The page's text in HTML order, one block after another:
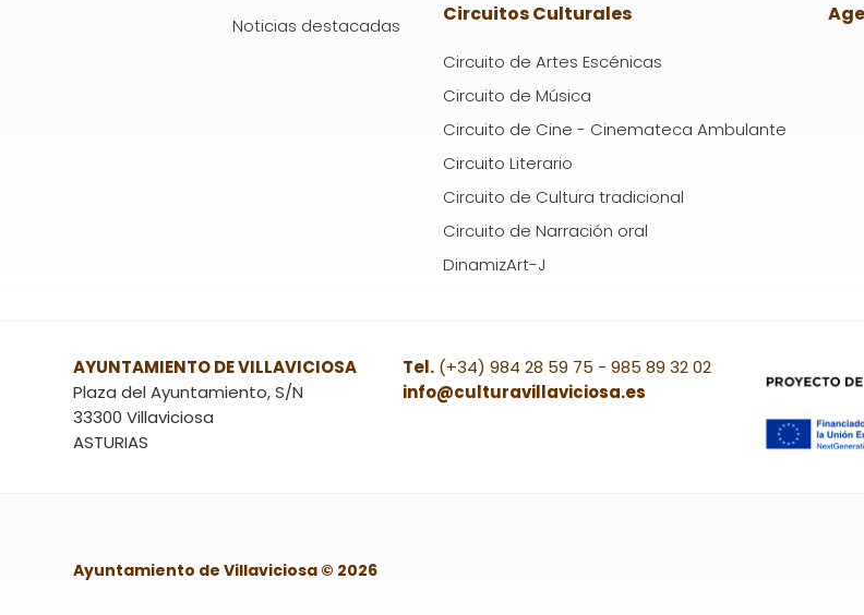
Noticias destacadas
Circuitos Culturales
Circuito de Artes Escénicas
Circuito de Música
Circuito de Cine - Cinemateca Ambulante
Circuito Literario
Circuito de Cultura tradicional
Circuito de Narración oral
DinamizArt-J
AYUNTAMIENTO DE VILLAVICIOSA
Plaza del Ayuntamiento, S/N
33300 Villaviciosa
ASTURIAS
Tel. (+34) 984 28 59 75 -985 89 32 02
info@culturavillaviciosa.es
Ayuntamiento de Villaviciosa © 2026